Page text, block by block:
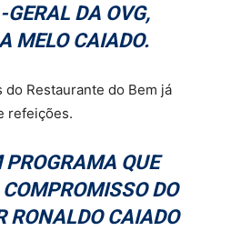
GERAL DA OVG,
MELO CAIADO.
do Restaurante do Bem já
refeições.
PROGRAMA QUE
DO
RONALDO CAIADO